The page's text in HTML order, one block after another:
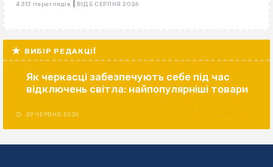
4 313 переглядів ВІД 5 СЕРПНЯ 2026
ВИБІР РЕДАКЦІЇ
Як черкасці забезпечують себе під час
відключень світла: найпопулярніші товари
29 ЧЕРВНЯ 2026